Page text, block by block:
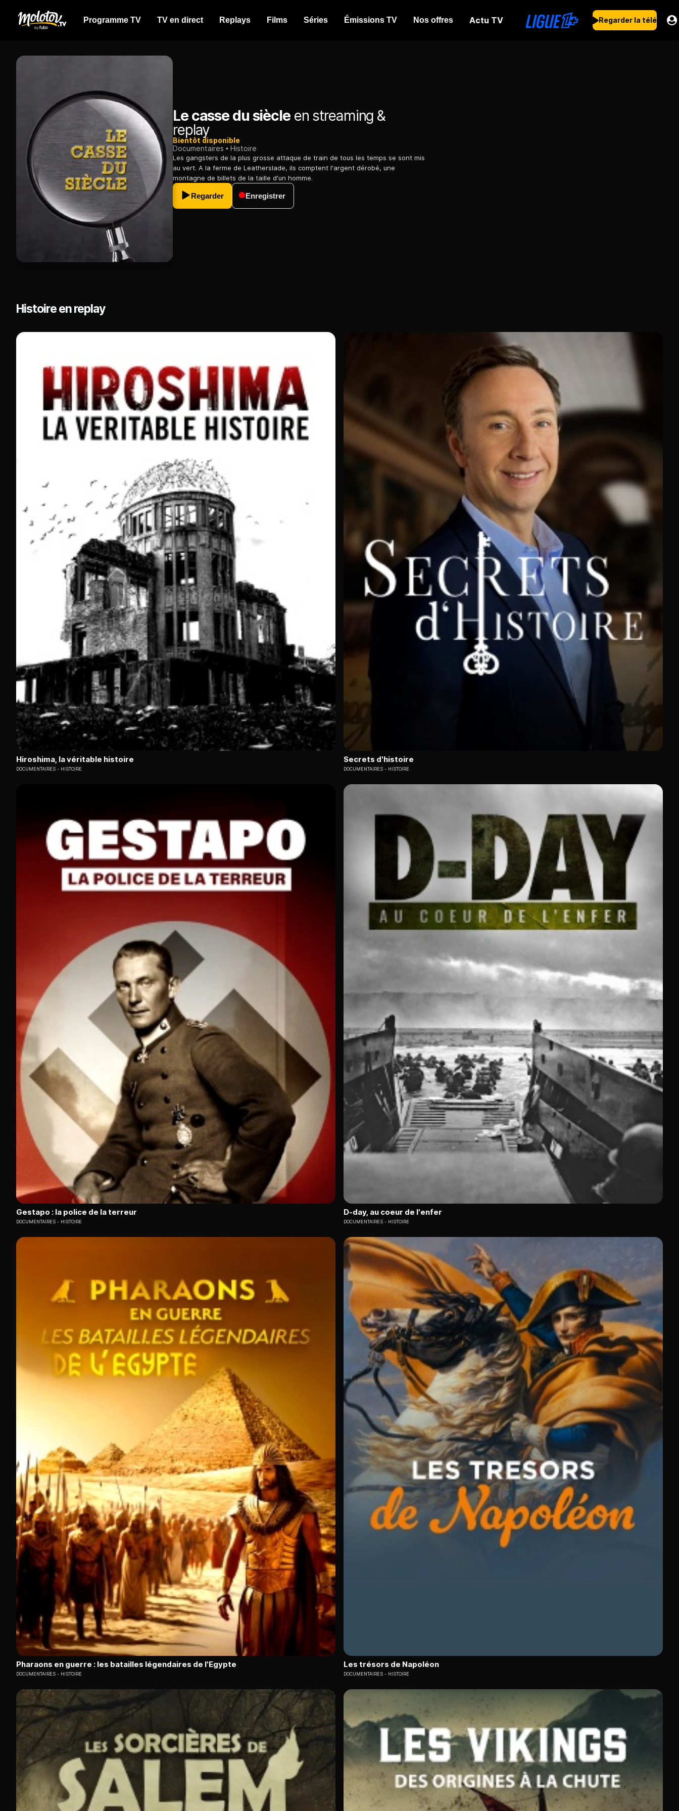
Programme TV TV en direct Replays Films Séries Émissions TV Nos offres Actu TV Regarder la télé
Le casse du siècleen streaming &
replay
Bientôt disponible
Documentaires
Histoire
Les gangsters de la plus grosse attaque de train de tous les temps se sont mis
au vert. A la ferme de Leatherslade, ils comptent l'argent dérobé, une
montagne de billets de la taille d'un homme.
Regarder Enregistrer
Histoire en replay
Hiroshima, la véritable histoire
DOCUMENTAIRES HISTOIRE
Secrets d'histoire
DOCUMENTAIRES HISTOIRE
Gestapo : la police de la terreur
DOCUMENTAIRES HISTOIRE
D-day, au coeur de l'enfer
DOCUMENTAIRES HISTOIRE
Pharaons en guerre : les batailles légendaires de l'Egypte
DOCUMENTAIRES HISTOIRE
Les trésors de Napoléon
DOCUMENTAIRES HISTOIRE